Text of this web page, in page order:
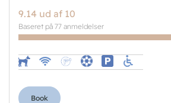
9.14 ud af 10
Baseret på 77 anmeldelser
Book